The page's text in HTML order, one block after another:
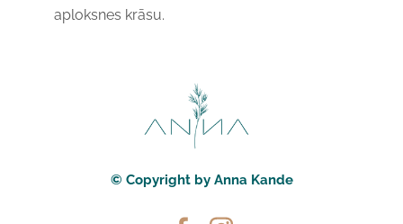
aploksnes krāsu.
© Copyright by Anna Kande